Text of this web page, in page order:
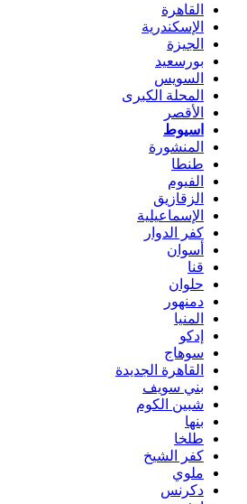
القاهرة
الإسكندرية
الجيزة
بورسعيد
السويس
المحلة الكبرى
الأقصر
اسيوط
المنشورة
طنطا
الفيوم
الزقازيق
الإسماعيلية
كفر الدوار
أسوان
قنا
حلوان
دمنهور
المنيا
إدكو
سوهاج
القاهرة الجديدة
بني سويف
شبين الكوم
بنها
طلخا
كفر الشيخ
ملوي
دكرنس